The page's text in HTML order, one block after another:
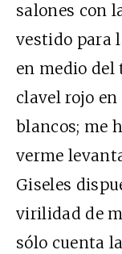
salones con
vestido para
en medio
clavel rojo
blancos; me
verme
Giseles
virilidad de
sólo cuenta